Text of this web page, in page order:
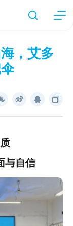
，艾多
与自信